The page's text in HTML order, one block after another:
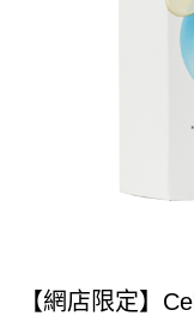
【網店限定】